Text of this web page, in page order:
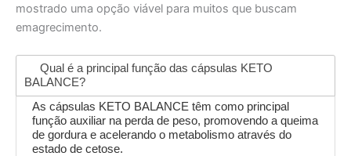
mostrado uma opção viável para muitos que buscam
emagrecimento.
Qual é a principal função das cápsulas KETO
BALANCE?
As cápsulas KETO BALANCE têm como principal
função auxiliar na perda de peso, promovendo a queima
de gordura e acelerando o metabolismo através do
estado de cetose.